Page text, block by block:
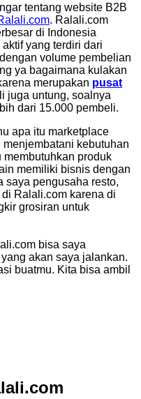
tentang website B2B
. Ralali.com
di Indonesia
yang terdiri dari
volume pembelian
ya bagaimana kulakan
merupakan pusat
juga untung, soalnya
dari 15.000 pembeli.
apa itu marketplace
kebutuhan
produk
memiliki bisnis dengan
saya pengusaha resto,
Ralali.com karena di
grosiran untuk
bisa saya
akan saya jalankan.
buatmu. Kita bisa ambil